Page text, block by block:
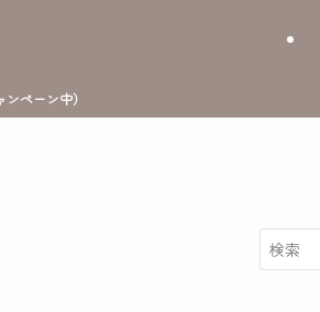
ペーン中）